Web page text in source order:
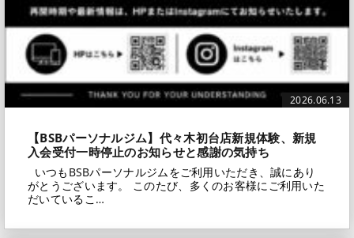
2026.06.13
【BSBパーソナルジム】代々木初台店新規体験、新規
入会受付一時停止のお知らせと感謝の気持ち
いつもBSBパーソナルジムをご利用いただき、誠にあり
がとうございます。 このたび、多くのお客様にご利用いた
だいているこ…